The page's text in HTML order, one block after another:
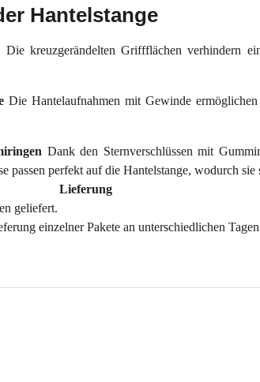
Hantelstange
Die kreuzgerändelten Griffflächen verhindern
Die Hantelaufnahmen mit Gewinde
Dank den Sternverschlüssen mit
passen perfekt auf die Hantelstange, wodurch sie
Lieferung
geliefert.
einzelner Pakete an unterschiedlichen